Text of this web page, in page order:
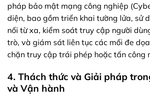
pháp bảo mật mạng công nghiệp
diện, bao gồm triển khai tường lửa, sử
nối từ xa, kiểm soát truy cập người
trò, và giám sát liên tục các mối đe
chặn truy cập trái phép hoặc tấn công
4. Thách thức và Giải pháp
và Vận hành